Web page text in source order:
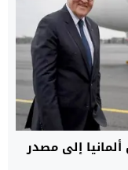
إلى مصدر